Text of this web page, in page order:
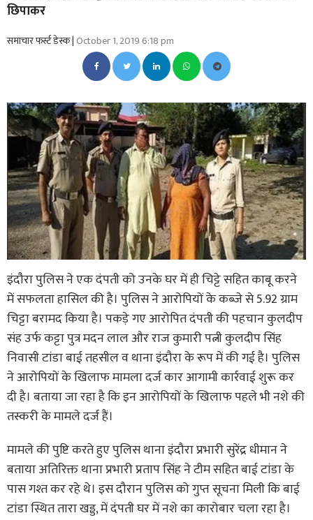
छिपाकर
समाचार फर्स्ट डेस्क |October 1, 2019 6:18 pm
इंदौरा पुलिस ने एक दंपती को उनके घर में ही चिट्टे सहित काबू करने
में सफलता हासिल की है। पुलिस ने आरोपियों के कब्जे से 5.92 ग्राम
चिट्टा बरामद किया है। पकड़े गए आरोपित दंपती की पहचान कुलदीप
संह उर्फ कट्टा पुत्र मदन लाल और राज कुमारी पत्नी कुलदीप सिंह
निवासी टांडा बाई तहसील व थाना इंदौरा के रूप में की गई है। पुलिस
ने आरोपियों के खिलाफ मामला दर्ज कार आगामी कार्रवाई शुरू कर
दी है। बताया जा रहा है कि इन आरोपियों के खिलाफ पहले भी नशे की
तस्करी के मामले दर्ज हैं।
मामले की पुष्टि करते हुए पुलिस थाना इंदौरा प्रभारी सुरेंद्र धीमान ने
बताया अतिरिक्त थाना प्रभारी प्रताप सिंह ने टीम सहित बाई टांडा के
पास गश्त कर रहे थे। इस दौरान पुलिस को गुप्त सूचना मिली कि बाई
टांडा स्थित तारा खड्ड, में दंपती घर में नशे का कारोबार चला रहा है।